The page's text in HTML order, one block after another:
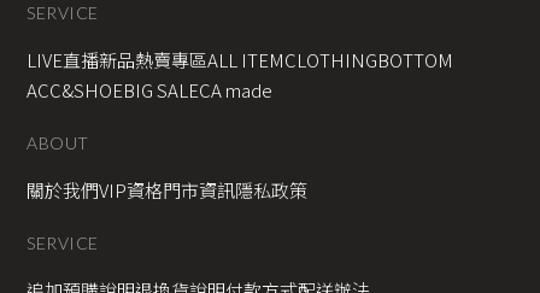
SERVICE
LIVE直播新品熱賣專區ALL ITEMCLOTHINGBOTTOM
ACC&SHOEBIG SALECA made
ABOUT
關於我們VIP資格門市資訊隱私政策
SERVICE